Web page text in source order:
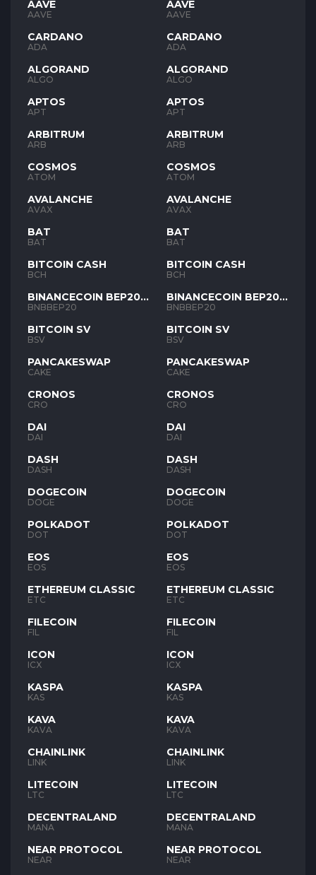
AAVE
AAVE
CARDANO
ADA
ALGORAND
ALGO
APTOS
APT
ARBITRUM
ARB
COSMOS
ATOM
AVALANCHE
AVAX
BAT
BAT
BITCOIN CASH
BCH
BINANCECOIN BEP20
BNB
BNBBEP20
BITCOIN SV
BSV
PANCAKESWAP
CAKE
CRONOS
CRO
DAI
DAI
DASH
DASH
DOGECOIN
DOGE
POLKADOT
DOT
EOS
EOS
ETHEREUM CLASSIC
ETC
FILECOIN
FIL
ICON
ICX
KASPA
KAS
KAVA
KAVA
CHAINLINK
LINK
LITECOIN
LTC
DECENTRALAND
MANA
NEAR PROTOCOL
NEAR
AAVE
AAVE
CARDANO
ADA
ALGORAND
ALGO
APTOS
APT
ARBITRUM
ARB
COSMOS
ATOM
AVALANCHE
AVAX
BAT
BAT
BITCOIN CASH
BCH
BINANCECOIN BEP20
BNB
BNBBEP20
BITCOIN SV
BSV
PANCAKESWAP
CAKE
CRONOS
CRO
DAI
DAI
DASH
DASH
DOGECOIN
DOGE
POLKADOT
DOT
EOS
EOS
ETHEREUM CLASSIC
ETC
FILECOIN
FIL
ICON
ICX
KASPA
KAS
KAVA
KAVA
CHAINLINK
LINK
LITECOIN
LTC
DECENTRALAND
MANA
NEAR PROTOCOL
NEAR